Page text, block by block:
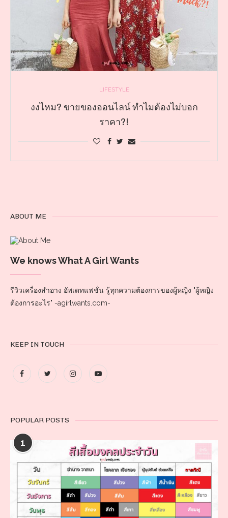
LIFESTYLE
งงไหม? ขายของออนไลน์ ทำไมต้องไม่บอก
ราคา?!
ABOUT ME
We knows What A Girl Wants
รีวิวเครื่องสำอาง อัพเดทแฟชั่น รู้ทุกความต้องการของผู้หญิง "ผู้หญิง
ต้องการอะไร" -agirlwants.com-
KEEP IN TOUCH
POPULAR POSTS
1